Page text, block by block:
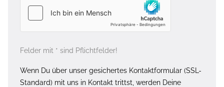
Felder mit * sind Pflichtfelder!
Wenn Du über unser gesichertes Kontaktformular (SSL-
Standard) mit uns in Kontakt trittst, werden Deine